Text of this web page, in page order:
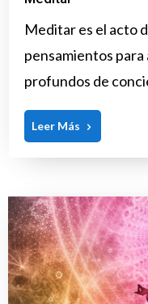
Meditar es el acto
pensamientos para
profundos de
Leer Más